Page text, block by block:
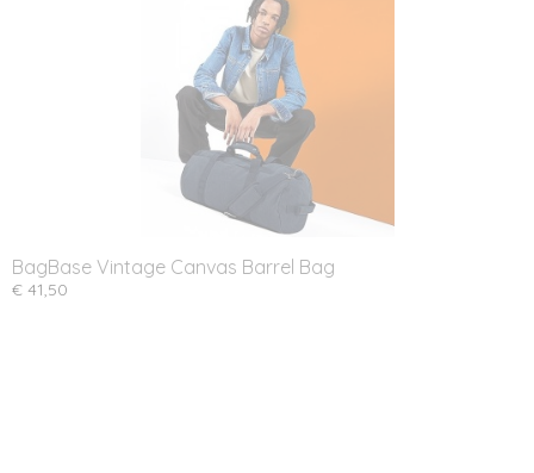
BagBase Vintage Canvas Barrel Bag
€ 41,50